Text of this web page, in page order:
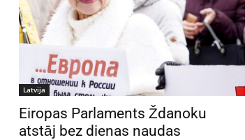
Latvija
Eiropas Parlaments Ždanoku
atstāj bez dienas naudas